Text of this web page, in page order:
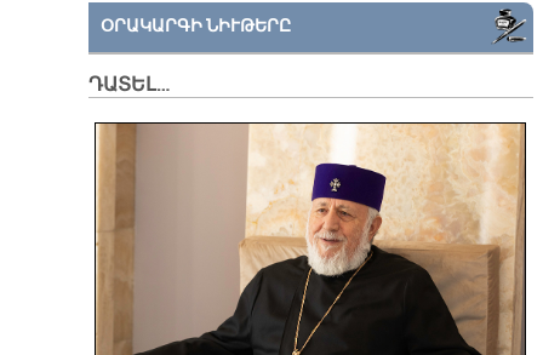
ՕՐԱԿԱՐԳԻ ՆԻՒԹԵՐԸ
ԴԱՏԵԼ…